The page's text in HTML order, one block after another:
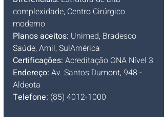
complexidade, Centro Cirúrgico
moderno
Planos aceitos: Unimed, Bradesco
Saúde, Amil, SulAmérica
Certificações: Acreditação ONA Nível 3
Endereço: Av. Santos Dumont, 948 -
Aldeota
Telefone: (85) 4012-1000